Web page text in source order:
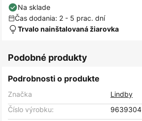
Na sklade
Čas dodania: 2 - 5 prac. dní
Trvalo nainštalovaná žiarovka
Podobné produkty
Podrobnosti o produkte
Značka
Lindby
Číslo výrobku:
9639304